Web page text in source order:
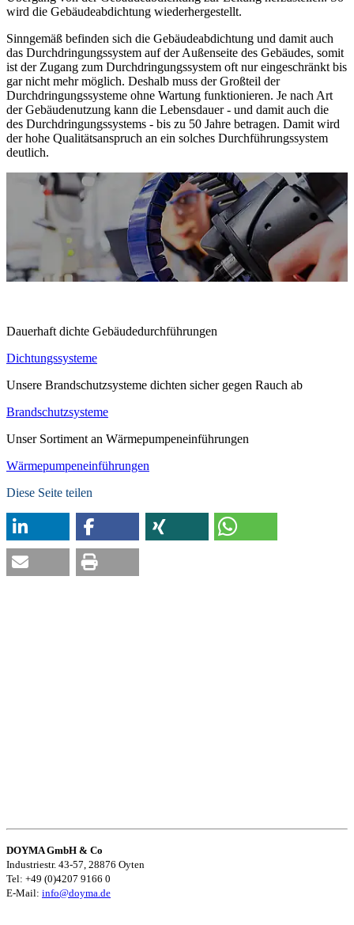
wird die Gebäudeabdichtung wiederhergestellt.
Sinngemäß befinden sich die Gebäudeabdichtung und damit auch
das Durchdringungssystem auf der Außenseite des Gebäudes, somit
ist der Zugang zum Durchdringungssystem oft nur eingeschränkt bis
gar nicht mehr möglich. Deshalb muss der Großteil der
Durchdringungssysteme ohne Wartung funktionieren. Je nach Art
der Gebäudenutzung kann die Lebensdauer - und damit auch die
des Durchdringungssystems - bis zu 50 Jahre betragen. Damit wird
der hohe Qualitätsanspruch an ein solches Durchführungssystem
deutlich.
Dauerhaft dichte Gebäudedurchführungen
Dichtungssysteme
Unsere Brandschutzsysteme dichten sicher gegen Rauch ab
Brandschutzsysteme
Unser Sortiment an Wärmepumpeneinführungen
Wärmepumpeneinführungen
Diese Seite teilen
DOYMA GmbH & Co
Industriestr. 43-57, 28876 Oyten
Tel: +49 (0)4207 9166 0
E-Mail: info@doyma.de